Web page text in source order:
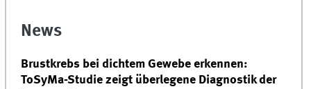
News
Brustkrebs bei dichtem Gewebe erkennen:
ToSyMa-Studie zeigt überlegene Diagnostik der